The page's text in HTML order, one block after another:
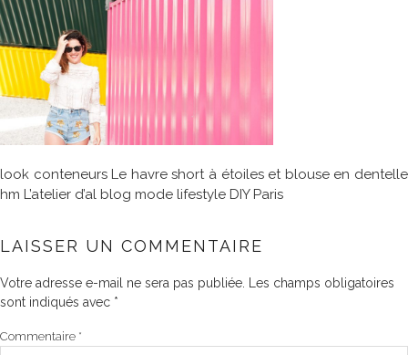
look conteneurs Le havre short à étoiles et blouse en dentelle
hm L’atelier d’al blog mode lifestyle DIY Paris
LAISSER UN COMMENTAIRE
Votre adresse e-mail ne sera pas publiée.
Les champs obligatoires
sont indiqués avec *
Commentaire *